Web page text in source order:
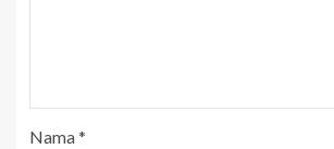
Nama*